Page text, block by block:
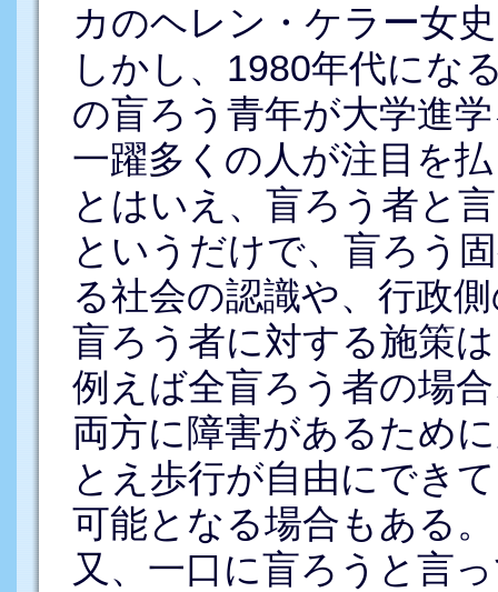
カのヘレン・ケラー女
しかし、1980年代にな
の盲ろう青年が大学進
一躍多くの人が注目を
とはいえ、盲ろう者と
というだけで、盲ろう
る社会の認識や、行政
盲ろう者に対する施策
例えば全盲ろう者の場
両方に障害があるため
とえ歩行が自由にでき
可能となる場合もある。
又、一口に盲ろうと言